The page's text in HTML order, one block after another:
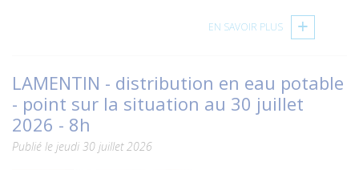
EN SAVOIR PLUS
LAMENTIN - distribution en eau potable
- point sur la situation au 30 juillet
2026 - 8h
Publié le jeudi 30 juillet 2026